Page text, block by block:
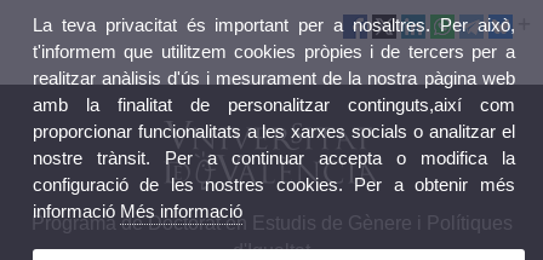
Programa de Doctorat en Estudis de Gènere i Polítiques
d'Igualtat
La teva privacitat és important per a nosaltres. Per això,
t'informem que utilitzem cookies pròpies i de tercers per a
realitzar anàlisis d'ús i mesurament de la nostra pàgina web
amb la finalitat de personalitzar continguts,així com
proporcionar funcionalitats a les xarxes socials o analitzar el
nostre trànsit. Per a continuar accepta o modifica la
configuració de les nostres cookies. Per a obtenir més
informació Més informació